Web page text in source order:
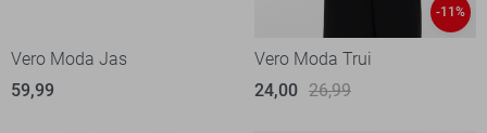
Vero Moda Jas
59,99
-11%
Vero Moda Trui
24,00 26,99